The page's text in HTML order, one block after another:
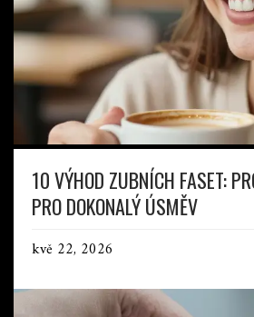
10 VÝHOD ZUBNÍCH FASET:
PRO DOKONALÝ ÚSMĚV
kvě 22, 2026